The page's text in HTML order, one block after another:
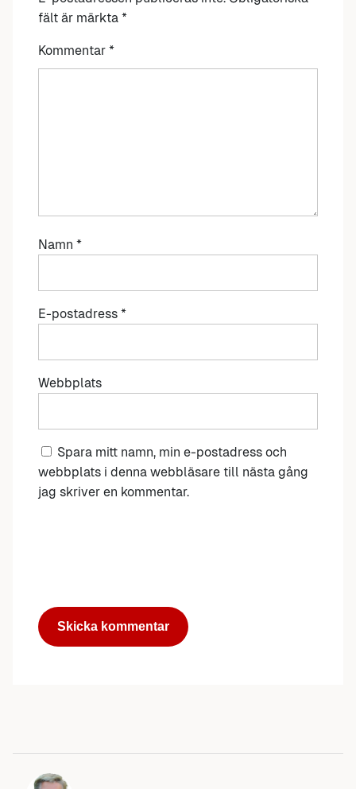
fält är märkta *
Kommentar *
Namn *
E-postadress *
Webbplats
Spara mitt namn, min e-postadress och
webbplats i denna webbläsare till nästa gång
jag skriver en kommentar.